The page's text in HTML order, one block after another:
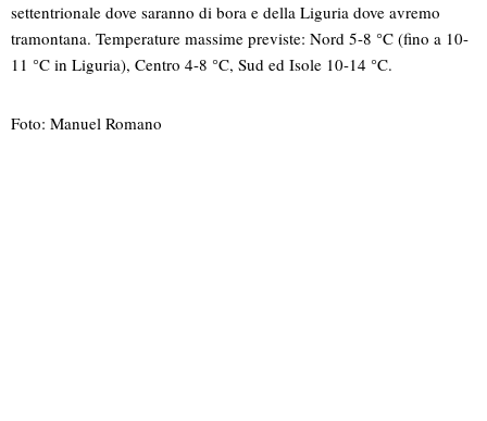
settentrionale dove saranno di bora e della Liguria dove avremo
tramontana. Temperature massime previste: Nord 5-8 °C (fino a 10-
11 °C in Liguria), Centro 4-8 °C, Sud ed Isole 10-14 °C.
Foto: Manuel Romano